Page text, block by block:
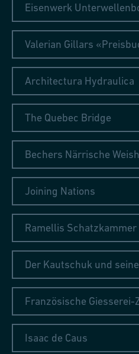
Eisenwerk
Valerian Gillars
Architectura Hydraulica
The Quebec Bridge
Bechers Närrische
Joining Nations
Ramellis Schatzkammer
Der Kautschuk und
Französische
Isaac de Caus